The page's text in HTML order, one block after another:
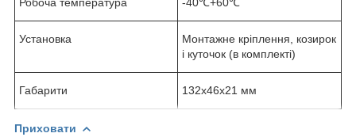
Установка
Монтажне кріплення, козирок
і куточок (в комплекті)
Габарити 132х46х21 мм
Приховати